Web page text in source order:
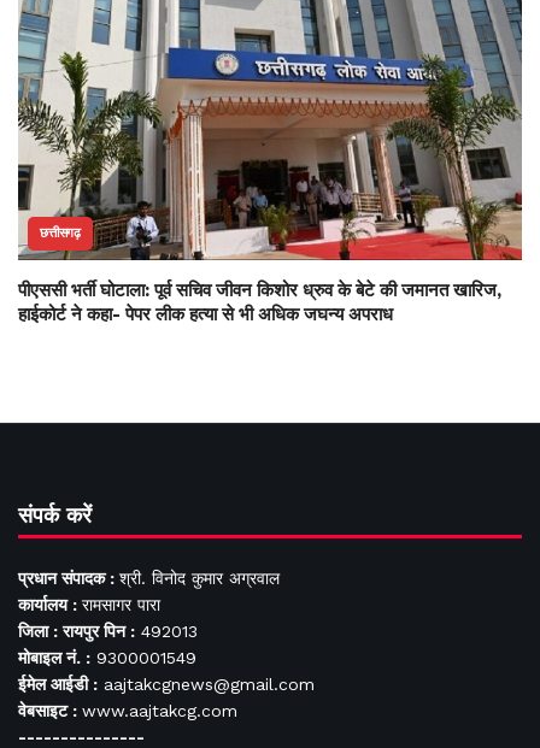
छत्तीसगढ़
पीएससी भर्ती घोटाला: पूर्व सचिव जीवन किशोर ध्रुव के बेटे की जमानत खारिज,
हाईकोर्ट ने कहा- पेपर लीक हत्या से भी अधिक जघन्य अपराध
संपर्क करें
प्रधान संपादक : श्री. विनोद कुमार अग्रवाल
कार्यालय : रामसागर पारा
जिला : रायपुर पिन : 492013
मोबाइल नं. : 9300001549
ईमेल आईडी : aajtakcgnews@gmail.com
वेबसाइट : www.aajtakcg.com
---------------